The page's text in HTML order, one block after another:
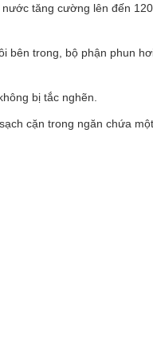
tăng cường lên đến
bên trong, bộ phận phun
bị tắc nghẽn.
cặn trong ngăn chứa